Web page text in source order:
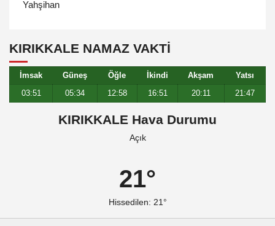
Yahşihan
KIRIKKALE NAMAZ VAKTİ
İmsak Güneş Öğle İkindi Akşam
Yatsı
03:51
05:34 12:58 16:51 20:11 21:47
KIRIKKALE Hava Durumu
Açık
21°
Hissedilen: 21°